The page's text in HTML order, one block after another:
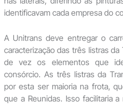
identificavam cada empresa do
A Unitrans deve entregar o
caracterização das três listras
de vez os elementos que
consórcio. As três listras da
por esta ser maioria na frota,
que a Reunidas. Isso facilitaria